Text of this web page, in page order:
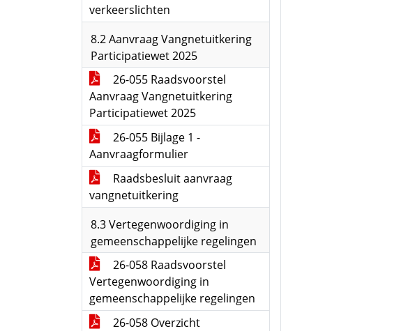
verkeerslichten
8.2 Aanvraag Vangnetuitkering
Participatiewet 2025
26-055 Raadsvoorstel
Aanvraag Vangnetuitkering
Participatiewet 2025
26-055 Bijlage 1 -
Aanvraagformulier
Raadsbesluit aanvraag
vangnetuitkering
8.3 Vertegenwoordiging in
gemeenschappelijke regelingen
26-058 Raadsvoorstel
Vertegenwoordiging in
gemeenschappelijke regelingen
26-058 Overzicht